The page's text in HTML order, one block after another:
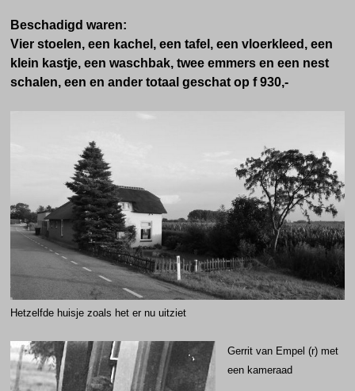
Beschadigd waren:
Vier stoelen, een kachel, een tafel, een vloerkleed, een
klein kastje, een waschbak, twee emmers en een nest
schalen, een en ander totaal geschat op f 930,-
Hetzelfde huisje zoals het er nu uitziet
Gerrit van Empel (r) met
een kameraad